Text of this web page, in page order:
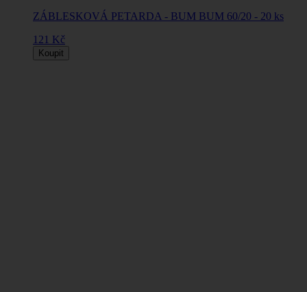
ZÁBLESKOVÁ PETARDA - BUM BUM 60/20 - 20 ks
121 Kč
Koupit